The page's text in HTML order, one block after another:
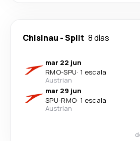
Chisinau -Split 8 días
mar 22 jun
RMO-SPU· 1 escala
Austrian
mar 29 jun
SPU-RMO· 1 escala
Austrian